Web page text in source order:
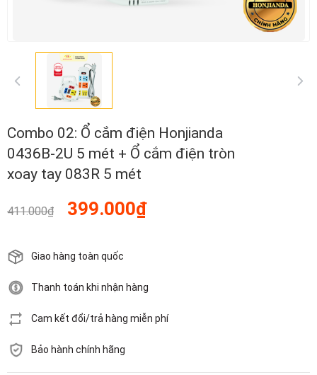
Combo 02: Ổ cắm điện Honjianda
0436B-2U 5 mét + Ổ cắm điện tròn
xoay tay 083R 5 mét
411.000₫ 399.000₫
Giao hàng toàn quốc
Thanh toán khi nhận hàng
Cam kết đổi/trả hàng miễn phí
Bảo hành chính hãng